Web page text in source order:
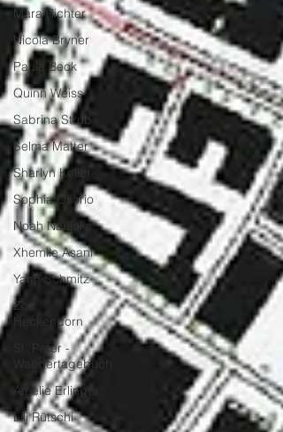
Mara Richter
Nicola Bryner
Paula Beck
Quinn Weiss
Sabrina Strub
Selma Matter
Sharlyn Keller
Sophia Osorio
Noah Naujoks
Xhemile Asani
Yann Schmitz
Zoe
Heckendorn
St. Peter -
Wandertagebuch
Amelie Erlinger
Lili Rütschi